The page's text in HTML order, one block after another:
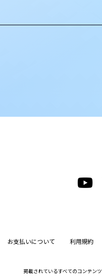
お支払いについて 利用規約
掲載されているすべてのコンテンツ